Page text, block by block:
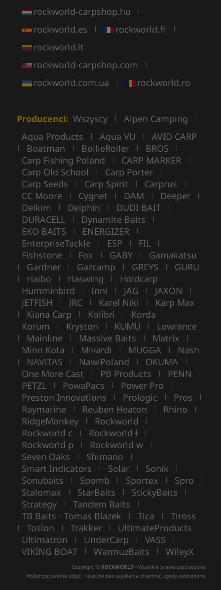
rockworld-carpshop.hu |
rockworld.es | rockworld.fr |
rockworld.lt |
rockworld-carpshop.com |
rockworld.com.ua | rockworld.ro
Producenci: Wszyscy | Alpen Camping |
Aqua Products | Aqua VU | AVID CARP
| Boatman | BoilieRoller | BROS |
Carp Fishing Poland | CARP MARKER |
Carp Old School | Carp Porter |
Carp Seeds | Carp Spirit | Carprus |
CC Moore | Cygnet | DAM | Deeper |
Delkim | Delphin | DUDI BAIT |
DURACELL | Dynamite Baits |
EKO BAITS | ENERGIZER |
EnterpriseTackle | ESP | FIL |
Fishstone | Fox | GABY | Gamakatsu
| Gardner | Gazcamp | GREYS | GURU
| Haibo | Haswing | Holdcarp |
Humminbird | Inni | JAG | JAXON |
JETFISH | JRC | Karel Nikl | Karp Max
| Kiana Carp | Kolibri | Korda |
Korum | Kryston | KUMU | Lowrance
| Mainline | Massive Baits | Matrix |
Minn Kota | Mivardi | MUGGA | Nash
| NAVITAS | NawiPoland | OKUMA |
One More Cast | PB Products | PENN |
PETZL | PowaPacs | Power Pro |
Preston Innovations | Prologic | Pros |
Raymarine | Reuben Heaton | Rhino |
RidgeMonkey | Rockworld |
Rockworld c | Rockworld ł |
Rockworld p | Rockworld w |
Seven Oaks | Shimano |
Smart Indicators | Solar | Sonik |
Sonubaits | Spomb | Sportex | Spro |
Stalomax | StarBaits | StickyBaits |
Strategy | Tandem Baits |
TB Baits - Tomas Blazek | Tica | Tiross
| Toslon | Trakker | UltimateProducts |
Ultimatron | UnderCarp | VASS |
VIKING BOAT | WarmuzBaits | WileyX
Copyright © ROCKWORLD - Wszelkie prawa zastrzeżone.
Wykorzystywanie zdjęć i tekstów bez uzyskania pisemnej zgody zabronione.